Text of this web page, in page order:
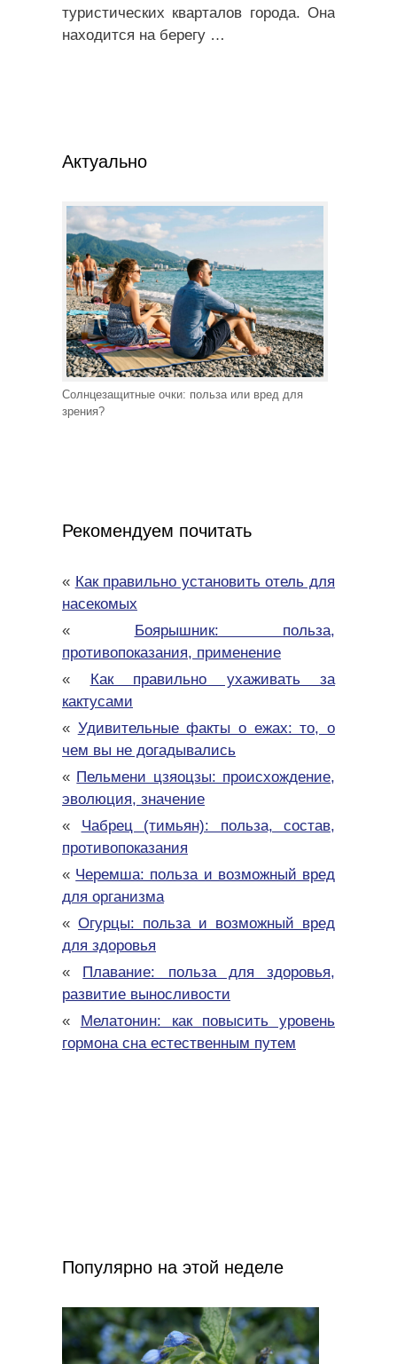
туристических кварталов города. Она
находится на берегу …
Актуально
Солнцезащитные очки: польза или вред для
зрения?
Рекомендуем почитать
« Как правильно установить отель для
насекомых
« Боярышник: польза,
противопоказания, применение
« Как правильно ухаживать за
кактусами
« Удивительные факты о ежах: то, о
чем вы не догадывались
« Пельмени цзяоцзы: происхождение,
эволюция, значение
« Чабрец (тимьян): польза, состав,
противопоказания
« Черемша: польза и возможный вред
для организма
« Огурцы: польза и возможный вред
для здоровья
« Плавание: польза для здоровья,
развитие выносливости
« Мелатонин: как повысить уровень
гормона сна естественным путем
Популярно на этой неделе